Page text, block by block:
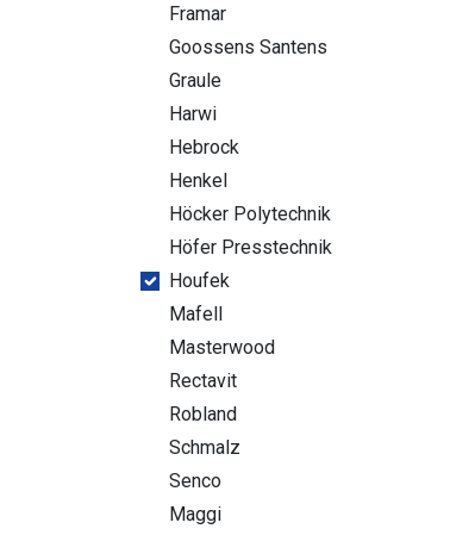
Framar
Goossens Santens
Graule
Harwi
Hebrock
Henkel
Höcker Polytechnik
Höfer Presstechnik
Houfek
Mafell
Masterwood
Rectavit
Robland
Schmalz
Senco
Maggi